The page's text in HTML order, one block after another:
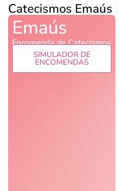
Catecismos Emaús
Emaús
Encomenda de Catecismos
SIMULADOR DE
ENCOMENDAS